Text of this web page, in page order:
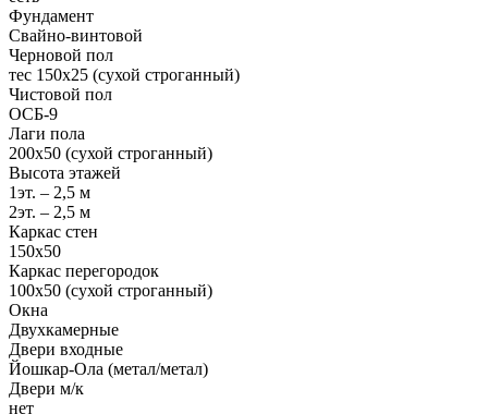
Фундамент
Свайно-винтовой
Черновой пол
тес 150х25 (сухой строганный)
Чистовой пол
ОСБ-9
Лаги пола
200х50 (сухой строганный)
Высота этажей
1эт. – 2,5 м
2эт. – 2,5 м
Каркас стен
150х50
Каркас перегородок
100х50 (сухой строганный)
Окна
Двухкамерные
Двери входные
Йошкар-Ола (метал/метал)
Двери м/к
нет